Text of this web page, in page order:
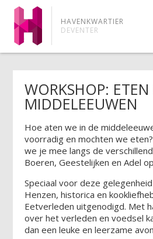
HAVENKWARTIER
DEVENTER
WORKSHOP:
MIDDELEEUWEN
Hoe aten we in de
voorradig en mochten we
we je mee langs de
Boeren, Geestelijken en Adel
Speciaal voor deze
Henzen, historica en
Eetverleden uitgenodigd. Met
over het verleden en voedsel
dan een leuke en leerzame